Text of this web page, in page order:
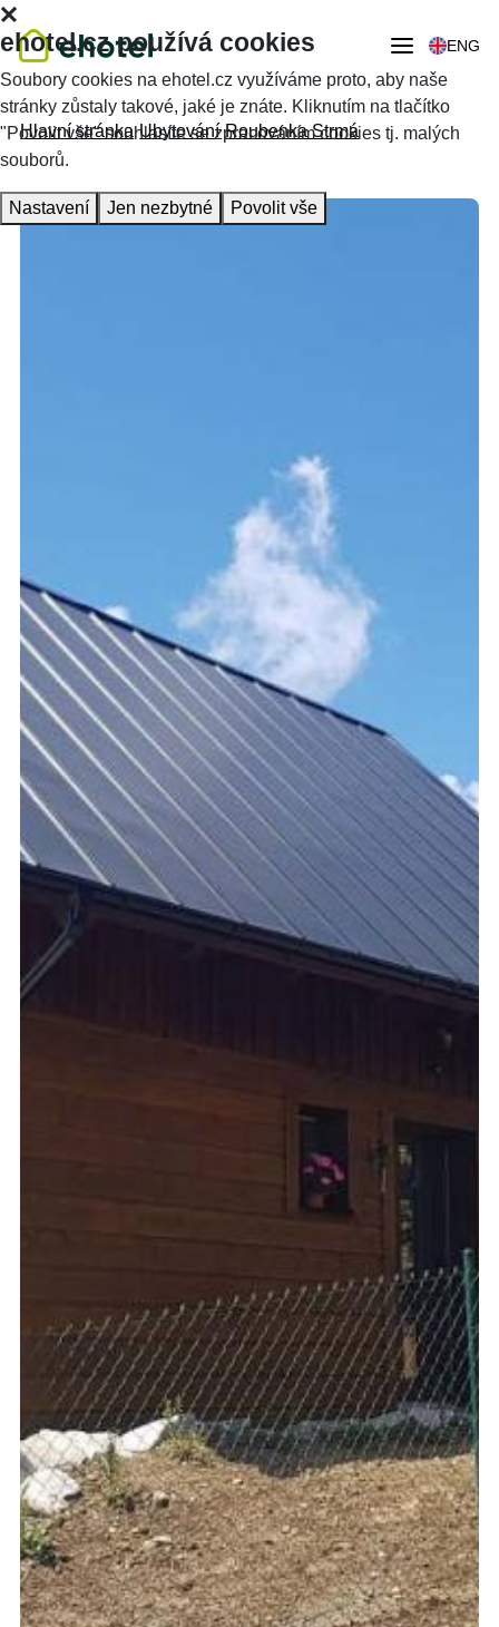
ENG
Hlavní stránka Ubytování Roubenka Strmá
ehotel.cz používá cookies
Soubory cookies na ehotel.cz využíváme proto, aby naše
stránky zůstaly takové, jaké je znáte. Kliknutím na tlačítko
"Povolit vše" souhlasíte se zpracováním cookies tj. malých
souborů.
Nastavení Jen nezbytné Povolit vše